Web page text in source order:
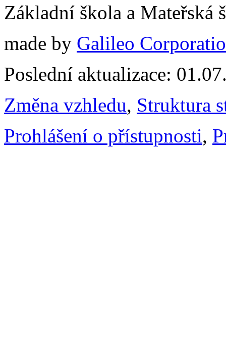
Základní škola a
made by Galileo
Poslední aktualizace:
Změna vzhledu, Struktura
Prohlášení o přístupnosti,